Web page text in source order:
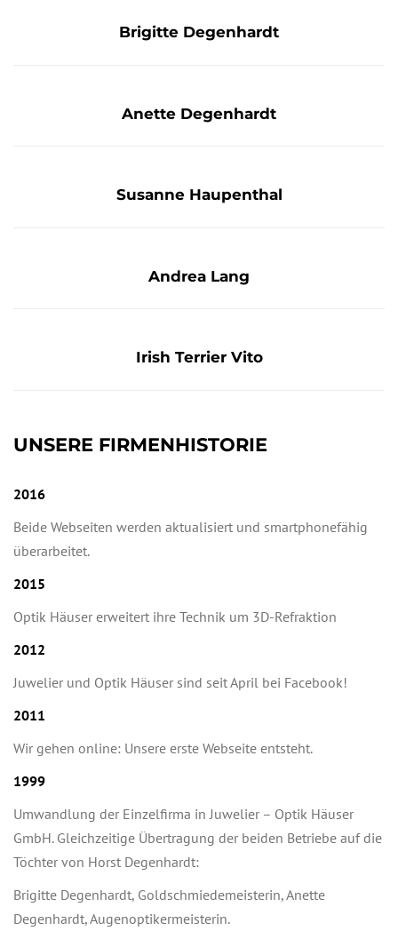
Brigitte Degenhardt
Anette Degenhardt
Schmuck ist meine Leidenschaft. Schon als Kind war ich
Susanne Haupenthal
Spezialistin für Verkauf und Dekoration: Sie setzt unsere
Andrea Lang
Irish Terrier Vito
UNSERE FIRMENHISTORIE
2016
Beide Webseiten werden aktualisiert und smartphonefähig
überarbeitet.
2015
Optik Häuser erweitert ihre Technik um 3D-Refraktion
2012
Juwelier und Optik Häuser sind seit April bei Facebook!
2011
Wir gehen online: Unsere erste Webseite entsteht.
1999
Umwandlung der Einzelfirma in Juwelier – Optik Häuser
GmbH. Gleichzeitige Übertragung der beiden Betriebe auf die
Töchter von Horst Degenhardt:
Brigitte Degenhardt, Goldschmiedemeisterin, Anette
Degenhardt, Augenoptikermeisterin.